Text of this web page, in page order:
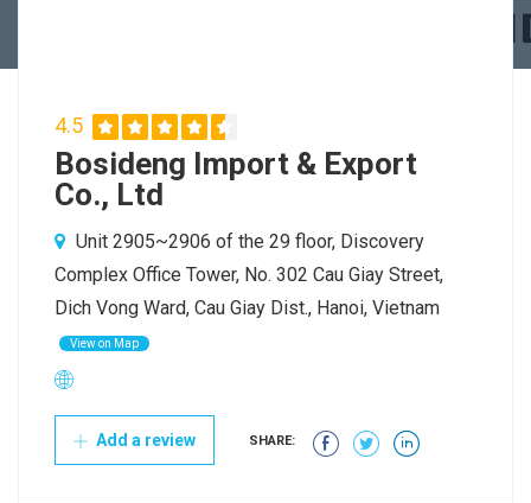
4.5
Bosideng Import & Export
Co., Ltd
Unit 2905~2906 of the 29 floor, Discovery
Complex Office Tower, No. 302 Cau Giay Street,
Dich Vong Ward, Cau Giay Dist., Hanoi, Vietnam
View on Map
Add a review SHARE: